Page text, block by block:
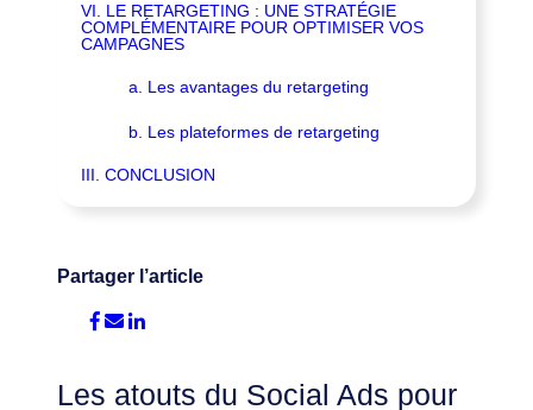
Les atouts du Social Ads pour
VI. LE RETARGETING : UNE STRATÉGIE
COMPLÉMENTAIRE POUR OPTIMISER VOS
CAMPAGNES
a. Les avantages du retargeting
b. Les plateformes de retargeting
III. CONCLUSION
Partager l’article